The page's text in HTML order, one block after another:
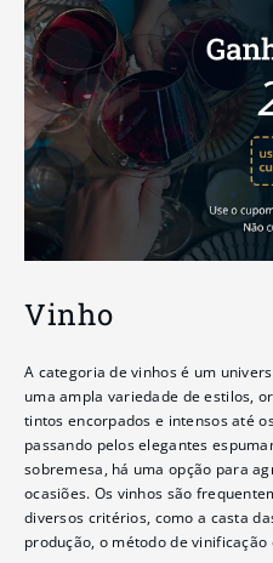
Vinho
A categoria de vinhos é um
uma ampla variedade de estilos,
tintos encorpados e intensos até
passando pelos elegantes
sobremesa, há uma opção para
ocasiões. Os vinhos são
diversos critérios, como a casta
produção, o método de